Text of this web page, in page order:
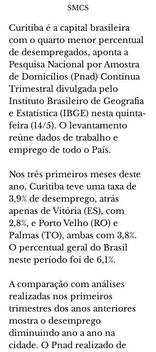
SMCS
Curitiba é a capital brasileira
com o quarto menor percentual
de desempregados, aponta a
Pesquisa Nacional por Amostra
de Domicílios (Pnad) Contínua
Trimestral divulgada pelo
Instituto Brasileiro de Geografia
e Estatística (IBGE) nesta quinta-
feira (14/5). O levantamento
reúne dados de trabalho e
emprego de todo o País.
Nos três primeiros meses deste
ano, Curitiba teve uma taxa de
3,9% de desemprego, atrás
apenas de Vitória (ES), com
2,8%, e Porto Velho (RO) e
Palmas (TO), ambas com 3,8%.
O percentual geral do Brasil
neste período foi de 6,1%.
A comparação com análises
realizadas nos primeiros
trimestres dos anos anteriores
mostra o desemprego
diminuindo ano a ano na
cidade. O Pnad realizado de